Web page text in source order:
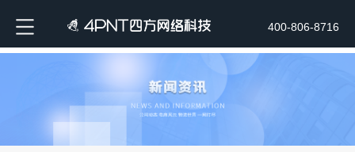
400-806-8716